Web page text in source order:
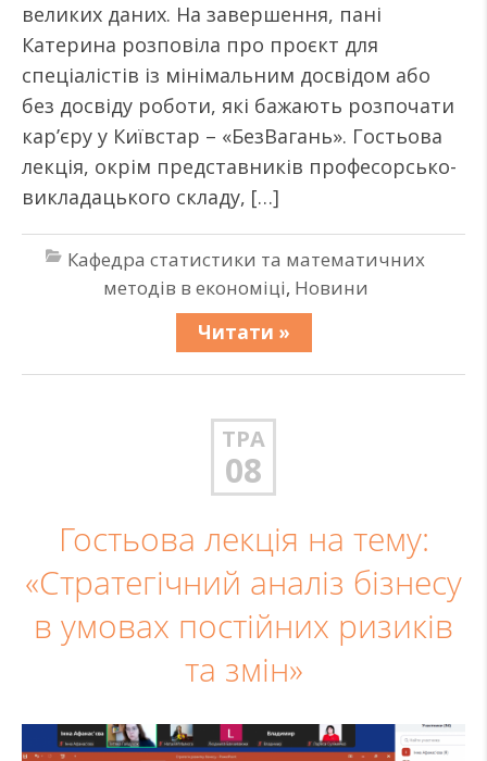
великих даних. На завершення, пані
Катерина розповіла про проєкт для
спеціалістів із мінімальним досвідом або
без досвіду роботи, які бажають розпочати
кар’єру у Київстар – «БезВагань». Гостьова
лекція, окрім представників професорсько-
викладацького складу, […]
Кафедра статистики та математичних
методів в економіці, Новини
Читати »
ТРА
08
Гостьова лекція на тему:
«Стратегічний аналіз бізнесу
в умовах постійних ризиків
та змін»